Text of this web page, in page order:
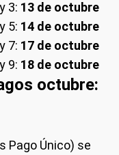
3: 13 de octubre
5: 14 de octubre
7: 17 de octubre
9: 18 de octubre
octubre:
Pago Único) se